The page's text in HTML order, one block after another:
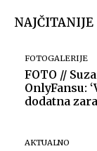
NAJČITANIJE
FOTOGALERIJE
FOTO //
OnlyFansu:
dodatna
AKTUALNO